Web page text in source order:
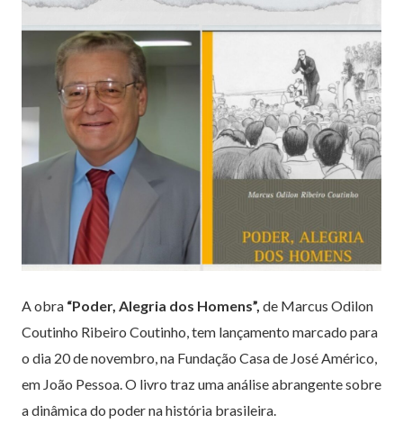
A obra “Poder, Alegria dos Homens”, de Marcus Odilon
Coutinho Ribeiro Coutinho, tem lançamento marcado para
o dia 20 de novembro, na Fundação Casa de José Américo,
em João Pessoa. O livro traz uma análise abrangente sobre
a dinâmica do poder na história brasileira.